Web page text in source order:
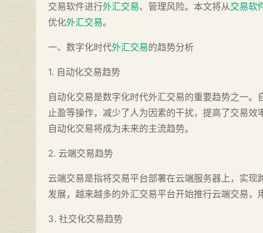
交易软件进行外汇交易、管理风险。本文将从交易软
优化外汇交易。
一、数字化时代外汇交易的趋势分析
1. 自动化交易趋势
自动化交易是数字化时代外汇交易的重要趋势之一。
止盈等操作，减少了人为因素的干扰，提高了交易效
自动化交易将成为未来的主流趋势。
2. 云端交易趋势
云端交易是指将交易平台部署在云端服务器上，实
发展，越来越多的外汇交易平台开始推行云端交易，
3. 社交化交易趋势